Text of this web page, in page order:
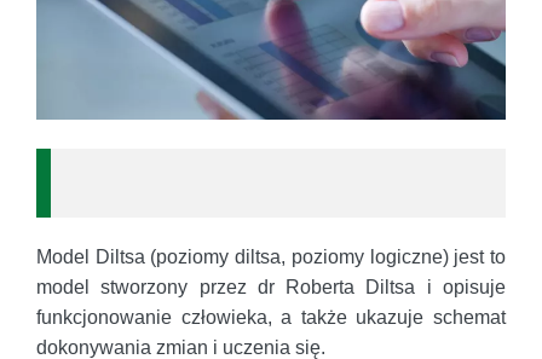
Model Diltsa (poziomy diltsa, poziomy logiczne) jest to
model stworzony przez dr Roberta Diltsa i opisuje
funkcjonowanie człowieka, a także ukazuje schemat
dokonywania zmian i uczenia się.